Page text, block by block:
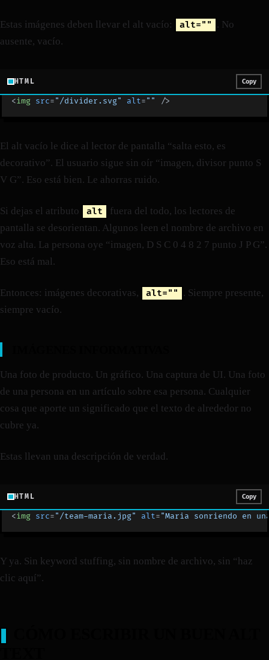
Estas imágenes deben llevar el alt vacío: alt=""
. No
ausente, vacío.
HTML Copy
<img src="/divider.svg" alt="" />
El alt vacío le dice al lector de pantalla “salta esto, es
decorativo”. El usuario sigue sin oír “imagen, divisor punto S
V G”. Eso está bien. Le ahorras ruido.
Si dejas el atributo alt
fuera del todo, los lectores de
pantalla se desorientan. Algunos leen el nombre de archivo en
voz alta. La persona oye “imagen, D S C 0 4 8 2 7 punto J P G”.
Eso está mal.
Entonces: imágenes decorativas, alt=""
. Siempre presente,
siempre vacío.
Una foto de producto. Un gráfico. Una captura de UI. Una foto
de una persona en un artículo sobre esa persona. Cualquier
cosa que aporte un significado que el texto de alrededor no
cubre ya.
Estas llevan una descripción de verdad.
HTML Copy
<img src="/team-maria.jpg" alt="Maria sonriendo en
Y ya. Sin keyword stuffing, sin nombre de archivo, sin “haz
clic aquí”.